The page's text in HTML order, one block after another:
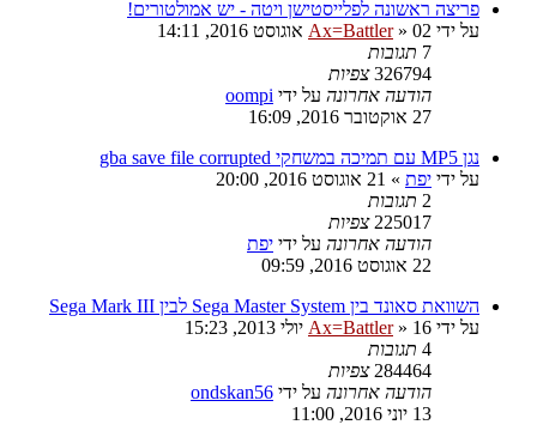
פריצה ראשונה לפלייסטישן ויטה - יש אמולטורים!
על ידי
Ax=Battler» 02 אוגוסט 2016, 14:11
7 תגובות
326794 צפיות
הודעה אחרונה על ידי oompi
27 אוקטובר 2016, 16:09
נגן MP5 עם תמיכה במשחקי gba save file corrupted
על ידי יפת » 21 אוגוסט 2016, 20:00
2 תגובות
225017 צפיות
הודעה אחרונה על ידי יפת
22 אוגוסט 2016, 09:59
השוואת סאונד בין Sega Master System לבין Sega Mark III
על ידי
Ax=Battler» 16 יולי 2013, 15:23
4 תגובות
284464 צפיות
הודעה אחרונה על ידי ondskan56
13 יוני 2016, 11:00